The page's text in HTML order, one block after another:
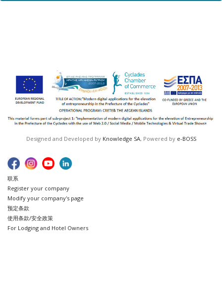
Designed and Developed by Knowledge SA, Powered by e-BOSS
联系
Register your company
Modify your company's page
预定条款
使用条款/安全政策
For Lodging and Hotel Owners